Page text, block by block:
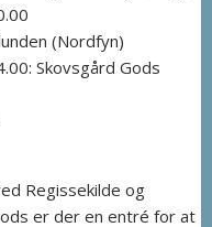
(Nordfyn)
Skovsgård Gods
Regissekilde og
er der en entré for at